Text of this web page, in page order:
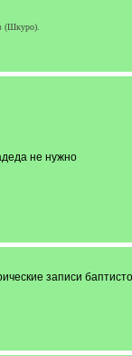
(Шкуро).
не нужно
записи